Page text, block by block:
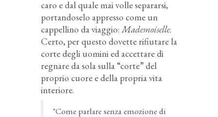
caro e dal quale mai volle separarsi,
portandoselo appresso come un
cappellino da viaggio:Mademoiselle.
Certo, per questo dovette rifiutare la
corte degli uomini ed accettare di
regnare da sola sulla “corte” del
proprio cuore e della propria vita
interiore.
"Come parlare senza emozione di